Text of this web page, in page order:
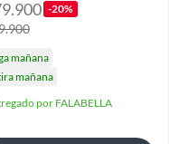
-20%
mañana
mañana
por FALABELLA